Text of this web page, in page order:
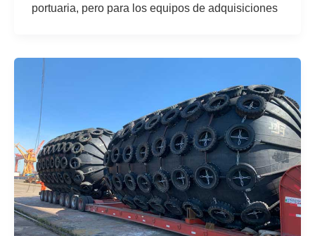
portuaria, pero para los equipos de adquisiciones